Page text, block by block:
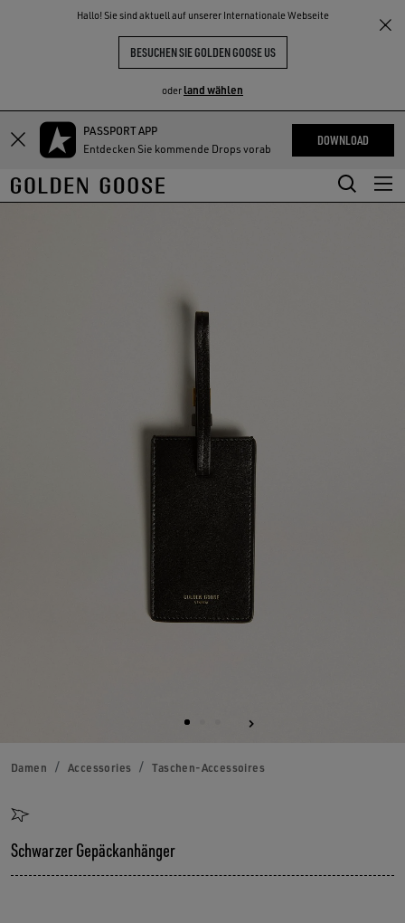
Hallo! Sie sind aktuell auf unserer Internationale Webseite
BESUCHEN SIE GOLDEN GOOSE US
oder land wählen
Zum
Hauptinhalt
springen
Zum
Footer-
Inhalt
springen
PASSPORT APP
Entdecken Sie kommende Drops vorab
DOWNLOAD
ERLEBNISSE THE
COMMUNITY
Damen Accessories Taschen-Accessoires
Schwarzer Gepäckanhänger